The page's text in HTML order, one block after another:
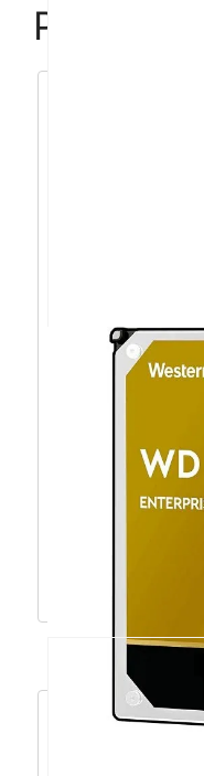
Povezani
WD Elements